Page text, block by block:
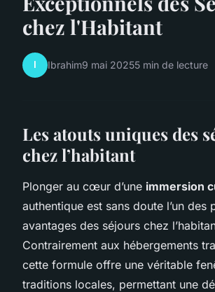
chez l'Habitant
I Ibrahim9 mai 20255 min de lecture
Les atouts uniques des
chez l’habitant
Plonger au cœur d’une immersion
authentique est sans doute l’un des
avantages des séjours chez
Contrairement aux hébergements
cette formule offre une véritable
traditions locales, permettant une